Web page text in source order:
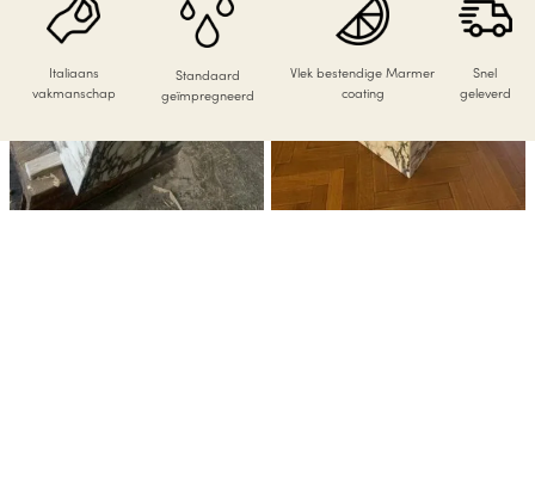
Italiaans
vakmanschap
Standaard
geïmpregneerd
Vlek bestendige Marmer
coating
Snel
geleverd